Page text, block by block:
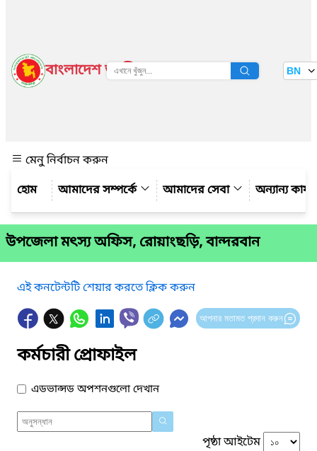
বাংলাদেশ জাতীয় তথ্য বাতায়ন BN
মেনু নির্বাচন করুন
আমাদের সম্পর্কে
আমাদের সেবা অন্যান্য
উপজেলা মৎস্য অফিস, রোয়াংছড়ি, বান্দরবান
এই কনটেন্টটি শেয়ার করতে ক্লিক করুন
আপনার মতামত প্রদান করুন
কর্মচারী প্রোফাইল
এডভান্সড অপশনগুলো দেখান
পৃষ্ঠা আইটেম